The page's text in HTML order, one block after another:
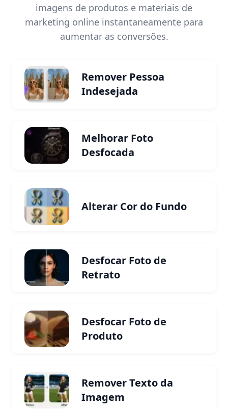
imagens de produtos e materiais de
marketing online instantaneamente para
aumentar as conversões.
Remover Pessoa
Indesejada
Melhorar Foto
Desfocada
Alterar Cor do Fundo
Desfocar Foto de
Retrato
Desfocar Foto de
Produto
Remover Texto da
Imagem